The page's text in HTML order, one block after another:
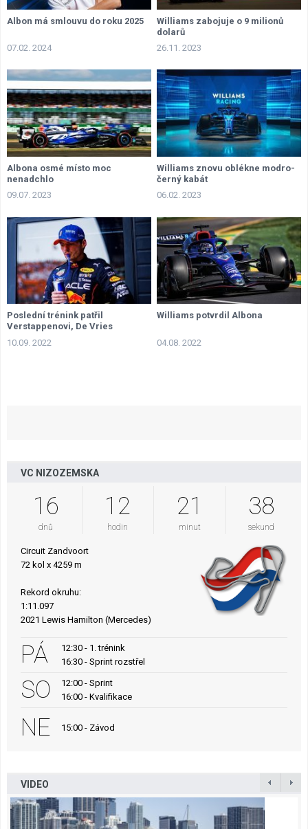
Albon má smlouvu do roku 2025
07.02. 2024
Williams zabojuje o 9 milionů
dolarů
26.11. 2023
Albona osmé místo moc
nenadchlo
09.07. 2023
Williams znovu oblékne modro-
černý kabát
06.02. 2023
Poslední trénink patřil
Verstappenovi, De Vries
nahrazuje pro zbytek víkendu
Albona
10.09. 2022
Williams potvrdil Albona
04.08. 2022
VC NIZOZEMSKA
16
dnů
12
hodin
21
minut
37
sekund
Circuit Zandvoort
72 kol x 4259 m
Rekord okruhu:
1:11.097
2021 Lewis Hamilton (Mercedes)
PÁ
12:30 - 1. trénink
16:30 - Sprint rozstřel
SO
12:00 - Sprint
16:00 - Kvalifikace
NE 15:00 - Závod
VIDEO